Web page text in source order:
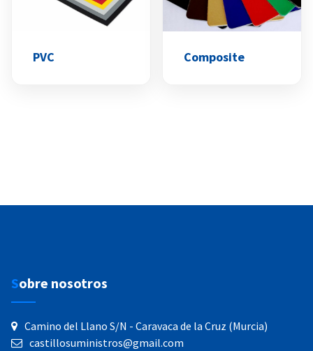
PVC Composite
Sobre nosotros
Camino del Llano S/N - Caravaca de la Cruz (Murcia)
castillosuministros@gmail.com